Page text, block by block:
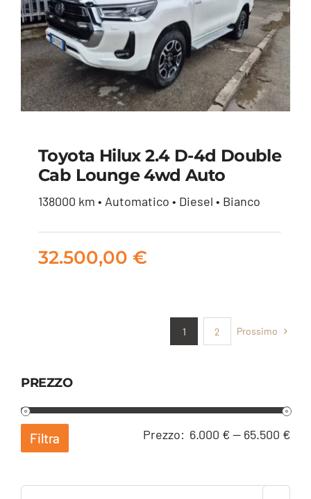
Toyota Hilux 2.4 d-4d
double cab Lounge
4wd auto
32.500,00
Toyota Hilux 2.4 D-4d Double
Cab Lounge 4wd Auto
138000 km • Automatico • Diesel • Bianco
32.500,00 €
1 2 Prossimo
PREZZO
Filtra Prezzo: 6.000 €— 65.500 €